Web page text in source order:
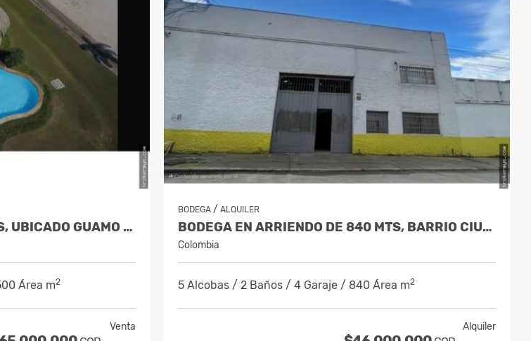
LOTE EN VENTA DE 1.500 MTS, UBICADO GUAMO TOLIMA
Área m2
Venta
BODEGA / ALQUILER
BODEGA EN ARRIENDO DE 840 MTS, BARRIO CIUDAD JARDIN NORTE
Colombia
5 Alcobas / 2 Baños / 4 Garaje / 840 Área m2
Alquiler